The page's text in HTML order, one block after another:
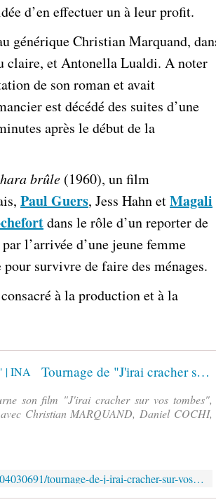
d’en effectuer un à leur profit.
générique Christian Marquand,
claire, et Antonella Lualdi. A noter
de son roman et avait
est décédé des suites d’une
après le début de la
brûle (1960), un film
Paul Guers, Jess Hahn etMagali
dans le rôle d’un reporter de
l’arrivée d’une jeune femme
survivre de faire des ménages.
à la production et à la
Tournage de "J'irai cracher sur vos tombes" | INA
son film "J'irai cracher sur vos tombes",
Christian MARQUAND, Daniel COCHI,
https://www.ina.fr/ina-eclaire-actu/video/raf04030691/tournage-de-j-irai-cracher-sur-vos-tombes